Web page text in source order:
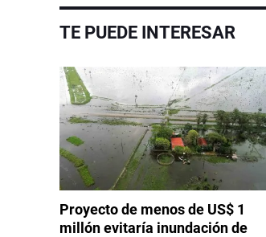
TE PUEDE INTERESAR
Proyecto de menos de US$ 1
millón evitaría inundación de